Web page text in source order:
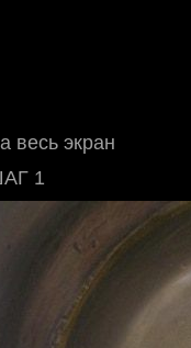
весь экран
1